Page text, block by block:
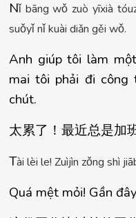
Nǐ bāng wǒ zuò yīxià tó
suǒyǐ nǐ kuài diǎn gěi wǒ.
Anh giúp tôi làm
mai tôi phải đi công
chút.
太累了！最近总是加
Tài lèi le! Zuìjìn zǒng shì jiā
Quá mệt mỏi! Gần